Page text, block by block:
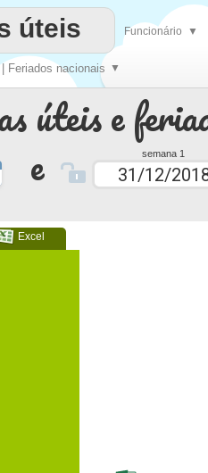
úteis e
e semana 1
Excel
| Feriados nacionais ▼
úteis Funcionário ▼